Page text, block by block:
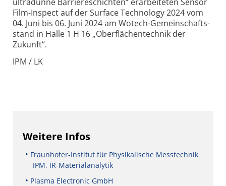
Film-Inspect auf der Surface Technology 2024 vom
04. Juni bis 06. Juni 2024 am Wotech-Gemeinschafts­
stand in Halle 1 H 16 „Oberflächen­technik der
Zukunft“.
IPM / LK
Weitere Infos
Fraunhofer-Institut für Physikalische Messtechnik
IPM, IR-Materialanalytik
Plasma Electronic GmbH